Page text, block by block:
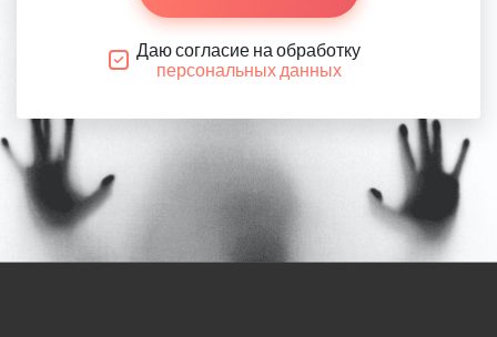
Даю согласие на обработку
персональных данных